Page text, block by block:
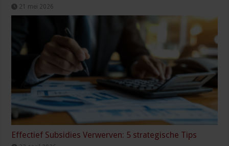
21 mei 2026
Effectief Subsidies Verwerven: 5 strategische Tips